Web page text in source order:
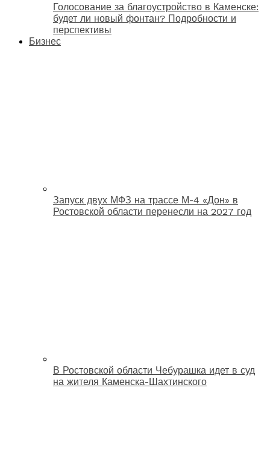
Голосование за благоустройство в Каменске:
будет ли новый фонтан? Подробности и
перспективы
Бизнес
Запуск двух МФЗ на трассе М-4 «Дон» в
Ростовской области перенесли на 2027 год
В Ростовской области Чебурашка идет в суд
на жителя Каменска-Шахтинского